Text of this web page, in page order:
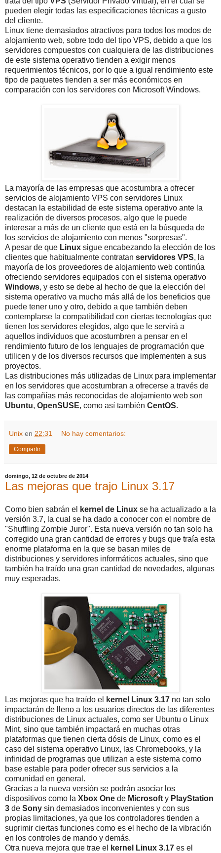
pueden elegir todas las especificaciones técnicas a gusto
del cliente.
Linux tiene demasiados atractivos para todos los modos de
alojamiento web, sobre todo del tipo VPS, debido a que los
servidores compuestos con cualquiera de las distribuciones
de este sistema operativo tienden a exigir menos
requerimientos técnicos, por lo que a igual rendimiento este
tipo de paquetes tienden a ser más económicos en
comparación con los servidores con Microsoft Windows.
La mayoría de las empresas que acostumbra a ofrecer
servicios de alojamiento VPS con servidores Linux
destacan la estabilidad de este sistema operativo ante la
realización de diversos procesos, algo que le puede
interesar a más de un cliente que está en la búsqueda de
los servicios de alojamiento con menos "sorpresas".
A pesar de que Linux sigue encabezando la elección de los
clientes que habitualmente contratan servidores VPS, la
mayoría de los proveedores de alojamiento web continúa
ofreciendo servidores equipados con el sistema operativo
Windows, y esto se debe al hecho de que la elección del
sistema operativo va mucho más allá de los beneficios que
puede tener uno y otro, debido a que también deben
contemplarse la compatibilidad con ciertas tecnologías que
tienen los servidores elegidos, algo que le servirá a
aquellos individuos que acostumbren a pensar en el
rendimiento futuro de los lenguajes de programación que
utilicen y de los diversos recursos que implementen a sus
proyectos.
Las distribuciones más utilizadas de Linux para implementar
en los servidores que acostumbran a ofrecerse a través de
las compañías más reconocidas de alojamiento web son
Ubuntu, OpenSUSE, como así también CentOS.
Unix en 22:31 No hay comentarios:
Compartir
domingo, 12 de octubre de 2014
Las mejoras que trajo Linux 3.17
Como bien sabrán el kernel de Linux se ha actualizado a la
versión 3.7, la cual se ha dado a conocer con el nombre de
"Shuffling Zombie Juror". Esta nueva versión no tan solo ha
corregido una gran cantidad de errores y bugs que traía esta
enorme plataforma en la que se basan miles de
distribuciones y servidores informáticos actuales, sino que
también ha traído una gran cantidad de novedades, algunas
muy esperadas.
Las mejoras que ha traído el kernel Linux 3.17 no tan solo
impactarán de lleno a los usuarios directos de las diferentes
distribuciones de Linux actuales, como ser Ubuntu o Linux
Mint, sino que también impactará en muchas otras
plataformas que tienen cierta dósis de Linux, como es el
caso del sistema operativo Linux, las Chromebooks, y la
infinidad de programas que utilizan a este sistema como
base estable para poder ofrecer sus servicios a la
comunidad en general.
Gracias a la nueva versión se podrán asociar los
dispositivos como la Xbox One de Microsoft y PlayStation
3 de Sony sin demasiados inconvenientes y con sus
propias limitaciones, ya que los controladores tienden a
suprimir ciertas funciones como es el hecho de la vibración
en los controles de mando y demás.
Otra nueva mejora que trae el
kernel Linux 3.17 es el